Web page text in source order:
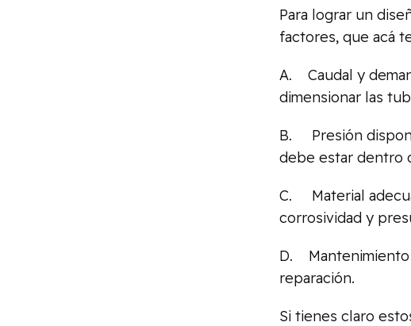
Para lograr un
factores, que acá
A. Caudal y
dimensionar las
B. Presión
debe estar dentro
C. Material
corrosividad y
D. Mantenimiento
reparación.
Si tienes claro